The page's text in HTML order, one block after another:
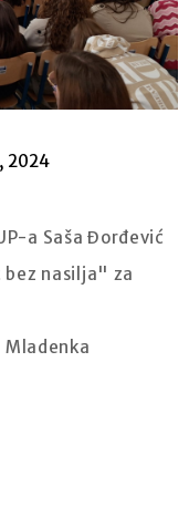
2024
a Saša Đorđević
nasilja" za